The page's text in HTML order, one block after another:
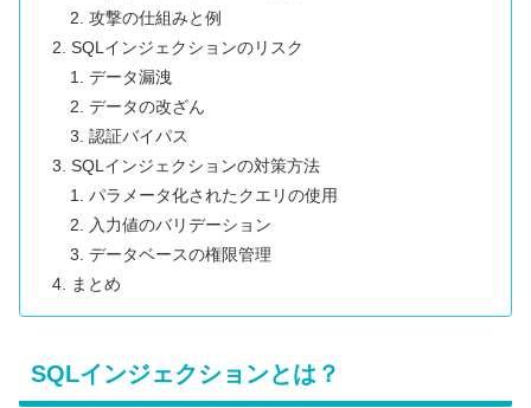
攻撃の仕組みと例
SQLインジェクションのリスク
データ漏洩
データの改ざん
認証バイパス
SQLインジェクションの対策方法
パラメータ化されたクエリの使用
入力値のバリデーション
データベースの権限管理
まとめ
SQLインジェクションとは？